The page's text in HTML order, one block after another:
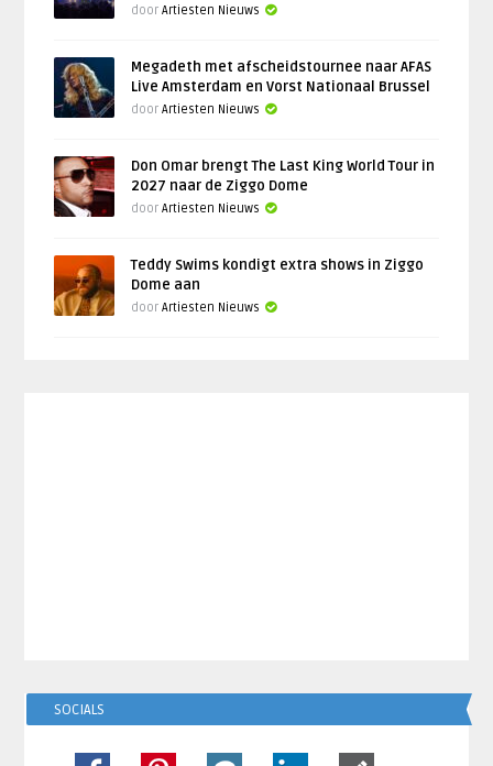
doorArtiesten Nieuws
Megadeth met afscheidstournee naar AFAS
Live Amsterdam en Vorst Nationaal Brussel
doorArtiesten Nieuws
Don Omar brengt The Last King World Tour in
2027 naar de Ziggo Dome
doorArtiesten Nieuws
Teddy Swims kondigt extra shows in Ziggo
Dome aan
doorArtiesten Nieuws
SOCIALS